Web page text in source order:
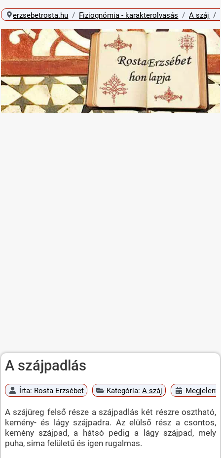
erzsebetrosta.hu Fiziognómia - karakterolvasás A száj
A szájpadlás
Írta: Rosta Erzsébet Kategória:A száj
A szájüreg felső része a szájpadlás két részre osztható,
kemény- és lágy szájpadra. Az elülső rész a csontos,
kemény szájpad, a hátsó pedig a lágy szájpad, mely
puha, sima felületű és igen rugalmas.